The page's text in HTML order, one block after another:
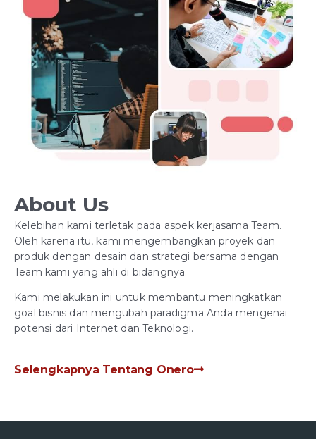
About Us
Kelebihan kami terletak pada aspek kerjasama Team.
Oleh karena itu, kami mengembangkan proyek dan
produk dengan desain dan strategi bersama dengan
Team kami yang ahli di bidangnya.
Kami melakukan ini untuk membantu meningkatkan
goal bisnis dan mengubah paradigma Anda mengenai
potensi dari Internet dan Teknologi.
Selengkapnya Tentang Onero